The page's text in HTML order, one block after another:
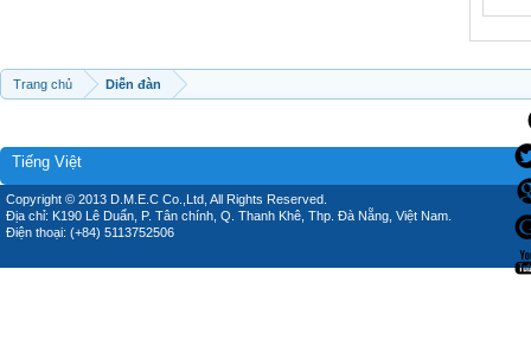
Trang chủ Diễn đàn
Tiếng Việt
Copyright © 2013 D.M.E.C Co.,Ltd, All Rights Reserved.
Địa chỉ: K190 Lê Duẩn, P. Tân chính, Q. Thanh Khê, Thp. Đà Nẵng, Việt Nam.
Điện thoại: (+84) 5113752506